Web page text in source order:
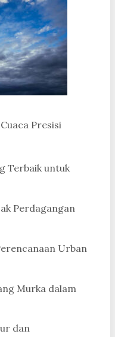
Presisi
Terbaik untuk
Perdagangan
Urban
Murka dalam
dan